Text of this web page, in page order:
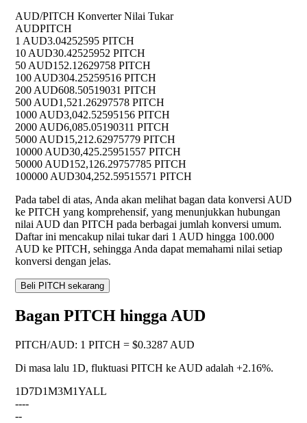
AUD/PITCH Konverter Nilai Tukar
AUDPITCH
1 AUD3.04252595 PITCH
10 AUD30.42525952 PITCH
50 AUD152.12629758 PITCH
100 AUD304.25259516 PITCH
200 AUD608.50519031 PITCH
500 AUD1,521.26297578 PITCH
1000 AUD3,042.52595156 PITCH
2000 AUD6,085.05190311 PITCH
5000 AUD15,212.62975779 PITCH
10000 AUD30,425.25951557 PITCH
50000 AUD152,126.29757785 PITCH
100000 AUD304,252.59515571 PITCH
Pada tabel di atas, Anda akan melihat bagan data konversi AUD
ke PITCH yang komprehensif, yang menunjukkan hubungan
nilai AUD dan PITCH pada berbagai jumlah konversi umum.
Daftar ini mencakup nilai tukar dari 1 AUD hingga 100.000
AUD ke PITCH, sehingga Anda dapat memahami nilai setiap
konversi dengan jelas.
Beli PITCH sekarang
Bagan PITCH hingga AUD
PITCH/AUD: 1 PITCH = $0.3287 AUD
Di masa lalu 1D, fluktuasi PITCH ke AUD adalah +2.16%.
1D7D1M3M1YALL
----
--